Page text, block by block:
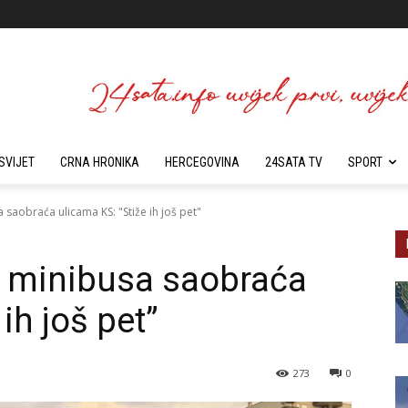
CRNA HRONIKA HERCEGOVINA 24SATA TV SPORT
ulicama KS: "Stiže ih još pet"
saobraća
još pet”
0
273